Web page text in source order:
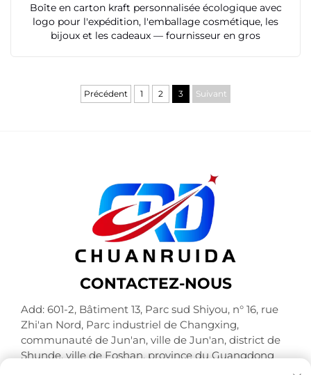
Boîte en carton kraft personnalisée écologique avec
logo pour l'expédition, l'emballage cosmétique, les
bijoux et les cadeaux — fournisseur en gros
Précédent 1 2 3 Suivant
CONTACTEZ-NOUS
Add: 601-2, Bâtiment 13, Parc sud Shiyou, n° 16, rue
Zhi'an Nord, Parc industriel de Changxing,
communauté de Jun'an, ville de Jun'an, district de
Shunde, ville de Foshan, province du Guangdong